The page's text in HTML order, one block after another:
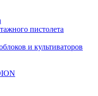
пистолета
и культиваторов